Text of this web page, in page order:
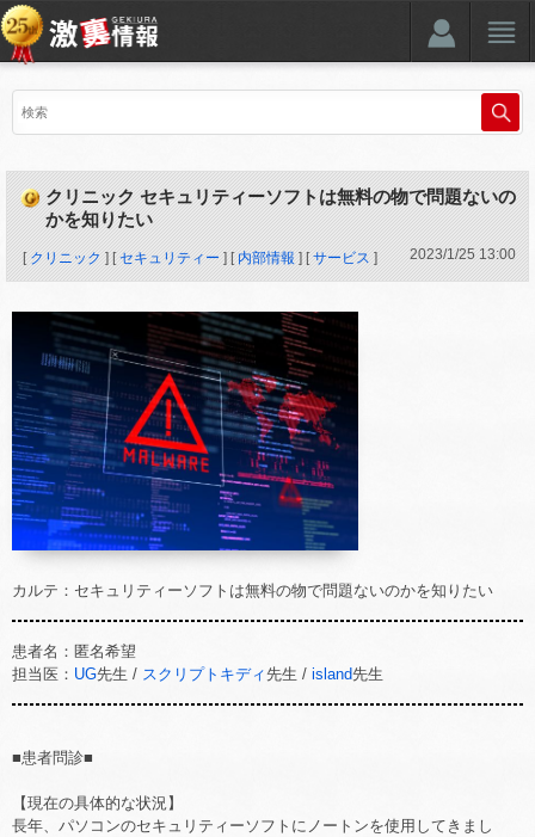
クリニック セキュリティーソフトは無料の物で問題ないの
かを知りたい
[ クリニック ] [セキュリティー ] [ 内部情報 ] [サービス ] 2023/1/25 13:00
カルテ：セキュリティーソフトは無料の物で問題ないのかを知りたい
患者名：匿名希望
担当医： UG先生 / スクリプトキディ先生 / island先生
■患者問診■
【現在の具体的な状況】
長年、パソコンのセキュリティーソフトにノートンを使用してきまし